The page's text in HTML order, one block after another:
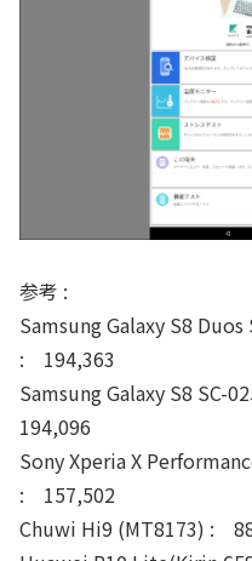
参考 :
Samsung Galaxy S8
: 194,363
Samsung Galaxy S8 SC-
194,096
Sony Xperia X
: 157,502
Chuwi Hi9 (MT8173) :